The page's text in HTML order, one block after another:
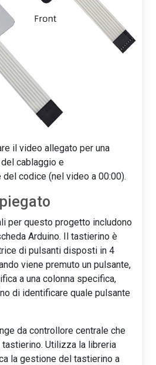
il video allegato per una
cablaggio e
codice (nel video a 00:00).
per questo progetto includono
Arduino. Il tastierino è
di pulsanti disposti in 4
viene premuto un pulsante,
a una colonna specifica,
di identificare quale pulsante
da controllore centrale che
Utilizza la libreria
la gestione del tastierino a